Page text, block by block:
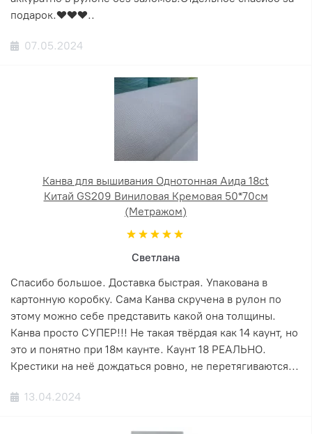
подарок.❤️❤️❤️..
07.05.2024
Канва для вышивания Однотонная Аида 18ct
Китай GS209 Виниловая Кремовая 50*70см
(Метражом)
Светлана
Спасибо большое. Доставка быстрая. Упакована в
картонную коробку. Сама Канва скручена в рулон по
этому можно себе представить какой она толщины.
Канва просто СУПЕР!!! Не такая твёрдая как 14 каунт, но
это и понятно при 18м каунте. Каунт 18 РЕАЛЬНО.
Крестики на неё дождаться ровно, не перетягиваются...
13.04.2024